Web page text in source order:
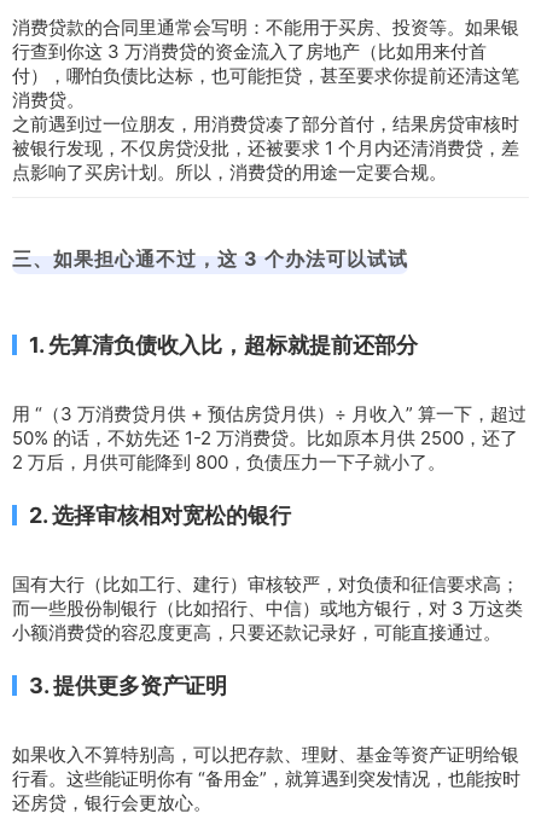
消费贷款的合同里通常会写明：不能用于买房、投资等。如果银
行查到你这 3 万消费贷的资金流入了房地产（比如用来付首
付），哪怕负债比达标，也可能拒贷，甚至要求你提前还清这笔
消费贷。
之前遇到过一位朋友，用消费贷凑了部分首付，结果房贷审核时
被银行发现，不仅房贷没批，还被要求 1 个月内还清消费贷，差
点影响了买房计划。所以，消费贷的用途一定要合规。
三、如果担心通不过，这 3 个办法可以试试
1. 先算清负债收入比，超标就提前还部分
用 “（3 万消费贷月供 + 预估房贷月供）÷ 月收入” 算一下，超过
50% 的话，不妨先还 1-2 万消费贷。比如原本月供 2500，还了
2 万后，月供可能降到 800，负债压力一下子就小了。
2. 选择审核相对宽松的银行
国有大行（比如工行、建行）审核较严，对负债和征信要求高；
而一些股份制银行（比如招行、中信）或地方银行，对 3 万这类
小额消费贷的容忍度更高，只要还款记录好，可能直接通过。
3. 提供更多资产证明
如果收入不算特别高，可以把存款、理财、基金等资产证明给银
行看。这些能证明你有 “备用金”，就算遇到突发情况，也能按时
还房贷，银行会更放心。